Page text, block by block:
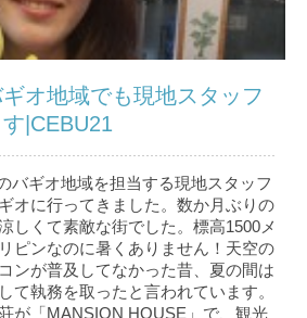
オ地域でも現地スタッフ
|CEBU21
バギオ地域を担当する現地スタッフ
オに行ってきました。数か月ぶりの
しくて素敵な街でした。標高1500メ
ピンなのに暑くありません！天空の
ンが普及してなかった昔、夏の間は
て執務を取ったと言われています。
が「MANSION HOUSE」で、観光